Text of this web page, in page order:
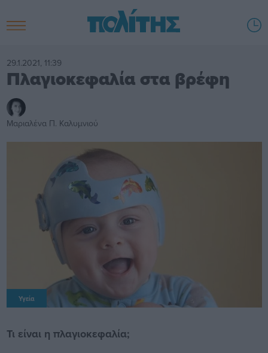
29.1.2021, 11:39
Πλαγιοκεφαλία στα βρέφη
Μαριαλένα Π. Καλυμνιού
Υγεία
Τι είναι η πλαγιοκεφαλία;